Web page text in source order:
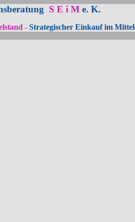
S E i Me. K.
- Strategischer Einkauf im